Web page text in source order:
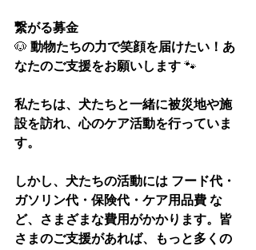
繋がる募金
🐶 動物たちの力で笑顔を届けたい！あ
なたのご支援をお願いします 🐾
私たちは、犬たちと一緒に被災地や施
設を訪れ、心のケア活動を行っていま
す。
しかし、犬たちの活動には フード代・
ガソリン代・保険代・ケア用品費 な
ど、さまざまな費用がかかります。皆
さまのご支援があれば、もっと多くの